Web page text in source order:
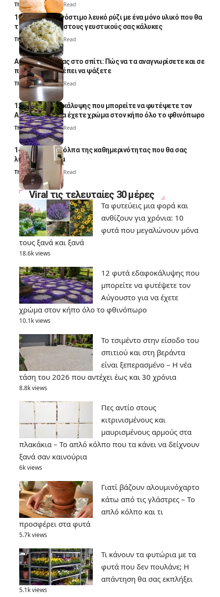
Thali Ombre 4 Min Read
10 φορές ποιο νόστιμο λευκό ρύζι με ένα μόνο υλικό που θα
το απογειώσει στους γευστικούς σας κάλυκες
Thali Ombre4 Min Read
Αυγά κατσαρίδας στο σπίτι: Πώς να τα αναγνωρίσετε και σε
ποια σημεία πρέπει να ψάξετε
Thali Ombre4 Min Read
12 φυτά εδαφοκάλυψης που μπορείτε να φυτέψετε τον
Αύγουστο για να έχετε χρώμα στον κήπο όλο το φθινόπωρο
Thali Ombre7 Min Read
14 πανέξυπνα κόλπα της καθημερινότητας που θα σας
λύσουν τα χέρια
Thali Ombre 6 Min Read
Viral τις τελευταίες 30 μέρες
Τα φυτεύεις μια φορά και
ανθίζουν για χρόνια: 10
φυτά που μεγαλώνουν μόνα
τους ξανά και ξανά
18.6k views
12 φυτά εδαφοκάλυψης που
μπορείτε να φυτέψετε τον
Αύγουστο για να έχετε
χρώμα στον κήπο όλο το φθινόπωρο
10.1k views
Το τσιμέντο στην είσοδο του
σπιτιού και στη βεράντα
είναι ξεπερασμένο – Η νέα
τάση του 2026 που αντέχει έως και 30 χρόνια
8.8k views
Πες αντίο στους
κιτρινισμένους και
μαυρισμένους αρμούς στα
πλακάκια – Το απλό κόλπο που τα κάνει να δείχνουν
ξανά σαν καινούρια
6k views
Γιατί βάζουν αλουμινόχαρτο
κάτω από τις γλάστρες – Το
απλό κόλπο και τι
προσφέρει στα φυτά
5.7k views
Τι κάνουν τα φυτώρια με τα
φυτά που δεν πουλάνε; Η
απάντηση θα σας εκπλήξει
5.1k views